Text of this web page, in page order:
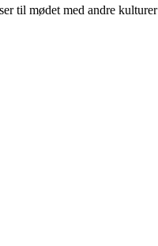
til mødet med andre kulturer